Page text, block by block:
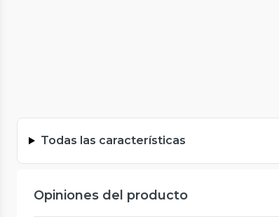
Todas las características
Opiniones del producto